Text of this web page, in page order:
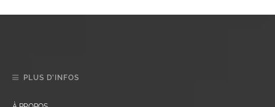
PLUS D’INFOS